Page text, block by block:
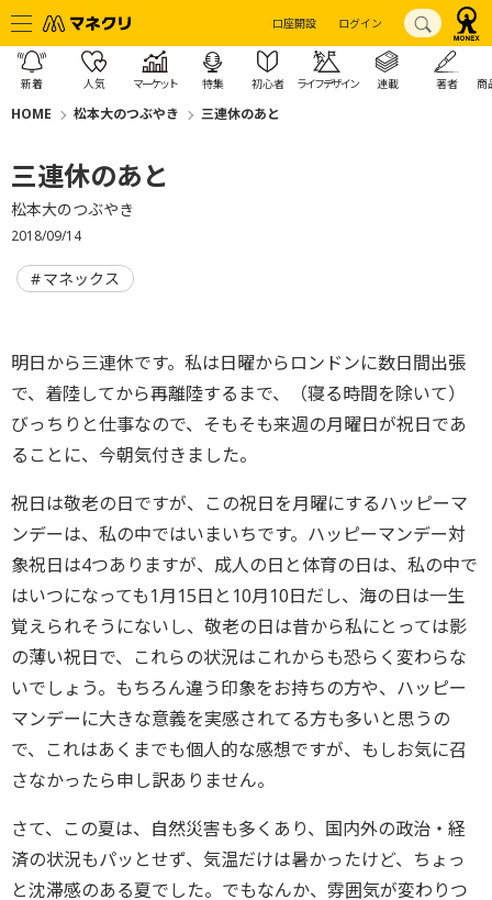
口座開設 ログイン
新着 人気 マーケット 特集 初心者 ライフデザイン 連載 著者 商
HOME 松本大のつぶやき 三連休のあと
三連休のあと
松本大のつぶやき
2018/09/14
マネックス
明日から三連休です。私は日曜からロンドンに数日間出張
で、着陸してから再離陸するまで、（寝る時間を除いて）
びっちりと仕事なので、そもそも来週の月曜日が祝日であ
ることに、今朝気付きました。
祝日は敬老の日ですが、この祝日を月曜にするハッピーマ
ンデーは、私の中ではいまいちです。ハッピーマンデー対
象祝日は4つありますが、成人の日と体育の日は、私の中で
はいつになっても1月15日と10月10日だし、海の日は一生
覚えられそうにないし、敬老の日は昔から私にとっては影
の薄い祝日で、これらの状況はこれからも恐らく変わらな
いでしょう。もちろん違う印象をお持ちの方や、ハッピー
マンデーに大きな意義を実感されてる方も多いと思うの
で、これはあくまでも個人的な感想ですが、もしお気に召
さなかったら申し訳ありません。
さて、この夏は、自然災害も多くあり、国内外の政治・経
済の状況もパッとせず、気温だけは暑かったけど、ちょっ
と沈滞感のある夏でした。でもなんか、雰囲気が変わりつ